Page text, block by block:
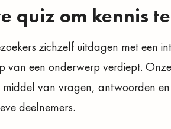
quiz om kennis
zichzelf uitdagen met een
van een onderwerp verdiept.
van vragen, antwoorden
deelnemers.